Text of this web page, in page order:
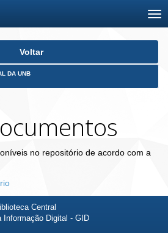
Voltar
DA UNB
no repositório de acordo com a
Central
Informação Digital - GID